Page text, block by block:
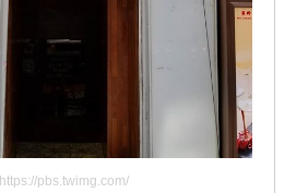
https://pbs.twimg.com/